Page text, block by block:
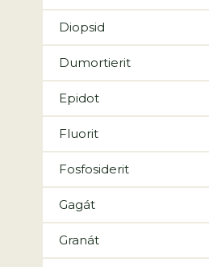
Diopsid
Dumortierit
Epidot
Fluorit
Fosfosiderit
Gagát
Granát